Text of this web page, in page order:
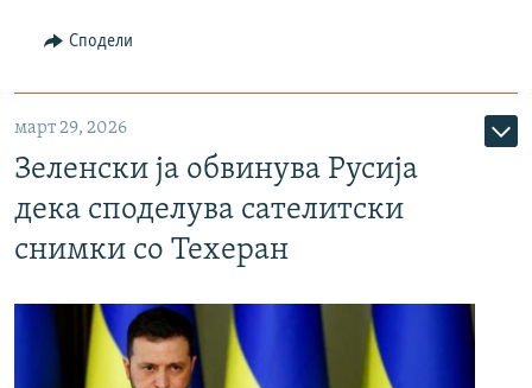
Сподели
март 29, 2026
Зеленски ја обвинува Русија
дека споделува сателитски
снимки со Техеран